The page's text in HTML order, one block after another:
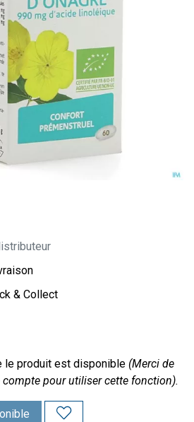
& Collect
le produit est disponible (Merci de
pour utiliser cette fonction).